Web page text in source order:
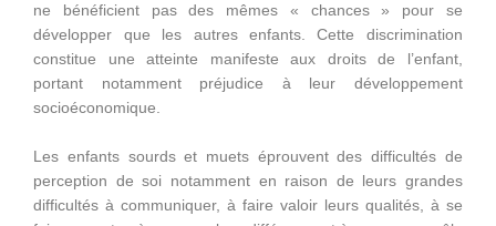
ne bénéficient pas des mêmes « chances » pour se
développer que les autres enfants. Cette discrimination
constitue une atteinte manifeste aux droits de l’enfant,
portant notamment préjudice à leur développement
socioéconomique.
Les enfants sourds et muets éprouvent des difficultés de
perception de soi notamment en raison de leurs grandes
difficultés à communiquer, à faire valoir leurs qualités, à se